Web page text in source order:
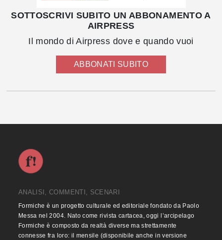
SOTTOSCRIVI SUBITO UN ABBONAMENTO A
AIRPRESS
Il mondo di Airpress dove e quando vuoi
ABBONATI SUBITO
ANALISI, COMMENTI, SCENARI
Formiche è un progetto culturale ed editoriale fondato da Paolo
Messa nel 2004. Nato come rivista cartacea, oggi l’arcipelago
Formiche è composto da realtà diverse ma strettamente
connesse fra loro: il mensile (disponibile anche in versione